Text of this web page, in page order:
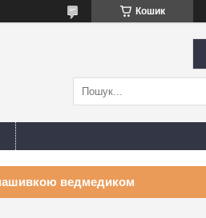
Кошик
ведмедиком